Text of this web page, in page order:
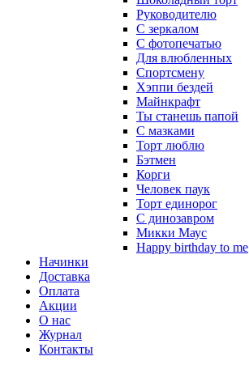
Руководителю
С зеркалом
С фотопечатью
Для влюбленных
Спортсмену
Хэппи бездей
Майнкрафт
Ты станешь папой
С мазками
Торт люблю
Бэтмен
Корги
Человек паук
Торт единорог
С динозавром
Микки Маус
Happy birthday to me
Начинки
Доставка
Оплата
Акции
О нас
Журнал
Контакты